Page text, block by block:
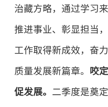
治藏方略，通过学习
推进事业、彰显担当
工作取得新成效，奋
质量发展新篇章。 咬
促发展。 二季度是奠